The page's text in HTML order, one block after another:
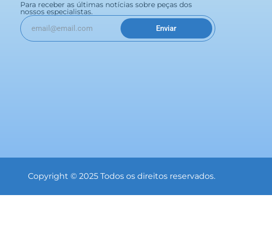
Para receber as últimas notícias sobre peças dos
nossos especialistas.
Enviar
Copyright © 2025 Todos os direitos reservados.